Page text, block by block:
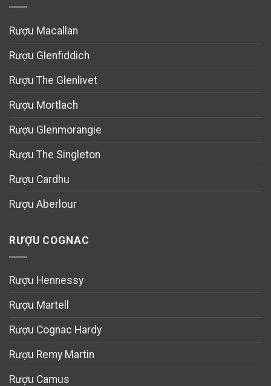
Rượu Macallan
Rượu Glenfiddich
Rượu The Glenlivet
Rượu Mortlach
Rượu Glenmorangie
Rượu The Singleton
Rượu Cardhu
Rượu Aberlour
RƯỢU COGNAC
Rượu Hennessy
Rượu Martell
Rượu Cognac Hardy
Rượu Remy Martin
Rượu Camus